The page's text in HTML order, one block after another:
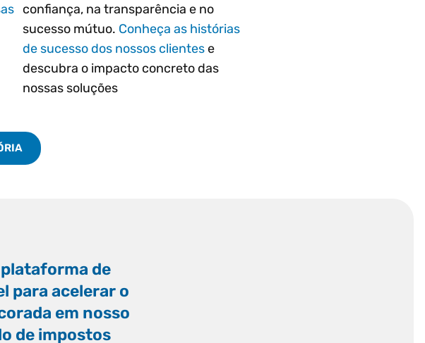
confiança, na transparência e no
sucesso mútuo. Conheça as histórias
de sucesso dos nossos clientese
descubra o impacto concreto das
nossas soluções
de
para acelerar o
em nosso
de impostos